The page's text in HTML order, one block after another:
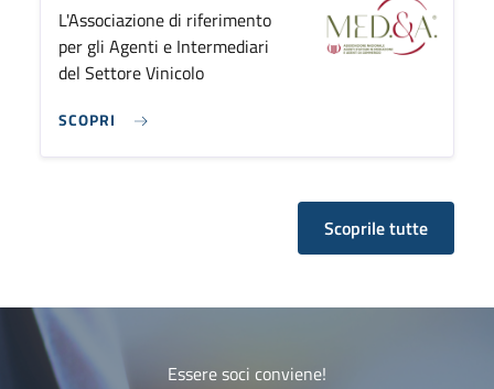
L'Associazione di riferimento
per gli Agenti e Intermediari
del Settore Vinicolo
SCOPRI
Scoprile tutte
Essere soci conviene!